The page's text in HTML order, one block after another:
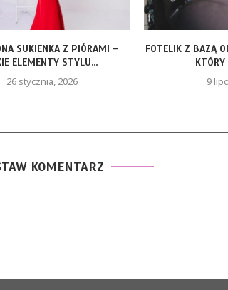
FOTELIK Z BAZĄ OBROTOWĄ – WYBÓR,
KTÓRY UŁATWI...
9 lipca, 2025
KOMENTARZ